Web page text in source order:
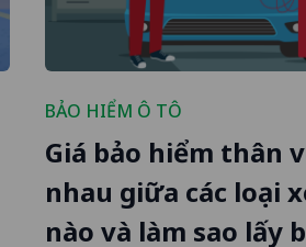
BẢO HIỂM Ô TÔ
Giá bảo hiểm thân
nhau giữa các loại
nào và làm sao lấy